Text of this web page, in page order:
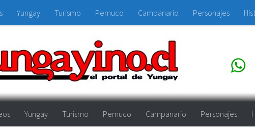
Yungay Turismo Pemuco Campanario Personajes
Yungay Turismo Pemuco Campanario Personajes